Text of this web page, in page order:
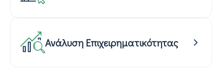
Ανάλυση Επιχειρηματικότητας